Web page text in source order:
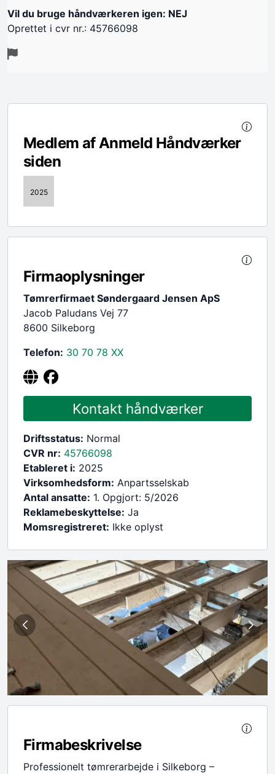
Vil du bruge håndværkeren igen: NEJ
Oprettet i cvr nr.: 45766098
Medlem af Anmeld Håndværker
siden
2025
Firmaoplysninger
Tømrerfirmaet Søndergaard Jensen ApS
Jacob Paludans Vej 77
8600 Silkeborg
Telefon: 30 70 78 XX
Kontakt håndværker
Driftsstatus: Normal
CVR nr: 45766098
Etableret i: 2025
Virksomhedsform: Anpartsselskab
Antal ansatte: 1. Opgjort: 5/2026
Reklamebeskyttelse: Ja
Momsregistreret: Ikke oplyst
Firmabeskrivelse
Professionelt tømrerarbejde i Silkeborg –